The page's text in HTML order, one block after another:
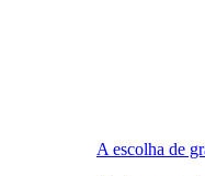
A escolha de